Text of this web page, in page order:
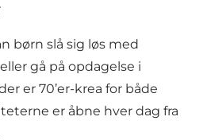
børn slå sig løs med
gå på opdagelse i
er 70’er-krea for både
er åbne hver dag fra